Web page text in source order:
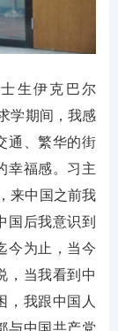
生伊克巴尔
学期间，我感
通、繁华的街
幸福感。习主
来中国之前我
国后我意识到
今为止，当今
，当我看到中
，我跟中国人